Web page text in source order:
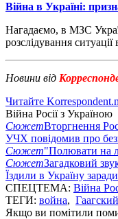
Війна в Україні:
Нагадаємо, в МЗС
розслідування ситуації
Новини від
Читайте
Війна Росії з Україною
СюжетВторгнення
УЧХ повідомив про
Сюжет"Полювати на
СюжетЗагадковий
Їздили в Україну
СПЕЦТЕМА: Війна
ТЕГИ: война,
Якщо ви помітили